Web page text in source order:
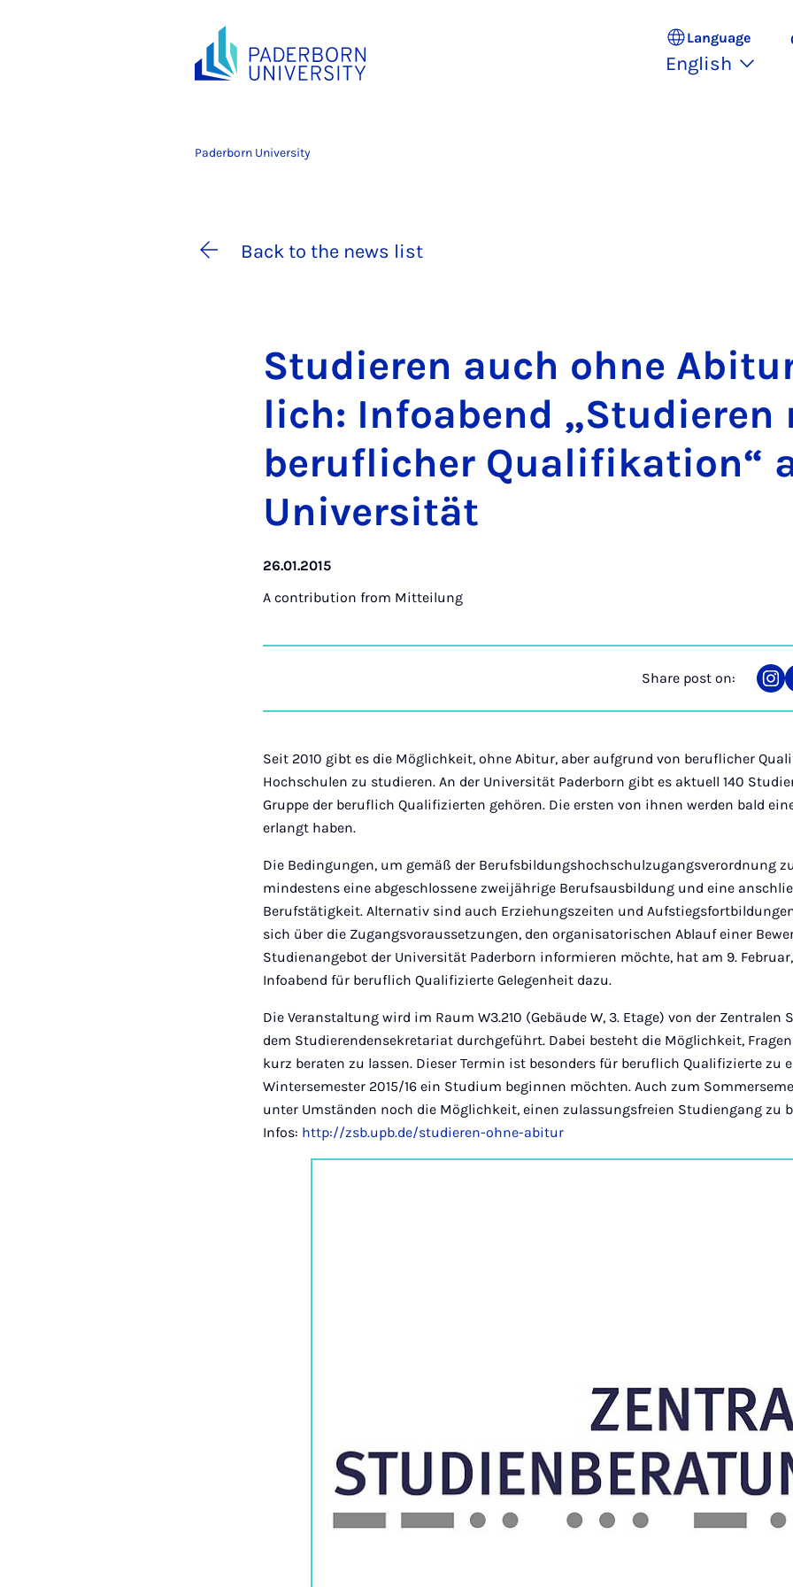
Language
English
Paderborn University
Back to the news list
Stud­ier­en auch ohne
lich: In­foabend „Stud­ier­en
beru­f­lich­er Qual­i­fika­tion“
Uni­versität
26.01.2015
A contribution from Mitteilung
Share post on:
on
Seit 2010 gibt es die Möglichkeit, ohne Abitur, aber aufgrund von beruflicher
Hochschulen zu studieren. An der Universität Paderborn gibt es aktuell 140
Gruppe der beruflich Qualifizierten gehören. Die ersten von ihnen werden bald
erlangt haben.
Die Bedingungen, um gemäß der Berufsbildungshochschulzugangsverordnung
mindestens eine abgeschlossene zweijährige Berufsausbildung und eine
Berufstätigkeit. Alternativ sind auch Erziehungszeiten und
sich über die Zugangsvoraussetzungen, den organisatorischen Ablauf einer
Studienangebot der Universität Paderborn informieren möchte, hat am 9. Februar,
Infoabend für beruflich Qualifizierte Gelegenheit dazu.
Die Veranstaltung wird im Raum W3.210 (Gebäude W, 3. Etage) von der
dem Studierendensekretariat durchgeführt. Dabei besteht die Möglichkeit,
kurz beraten zu lassen. Dieser Termin ist besonders für beruflich Qualifizierte zu
Wintersemester 2015/16 ein Studium beginnen möchten. Auch zum
unter Umständen noch die Möglichkeit, einen zulassungsfreien Studiengang zu
Infos: http://zsb.upb.de/studieren-ohne-abitur